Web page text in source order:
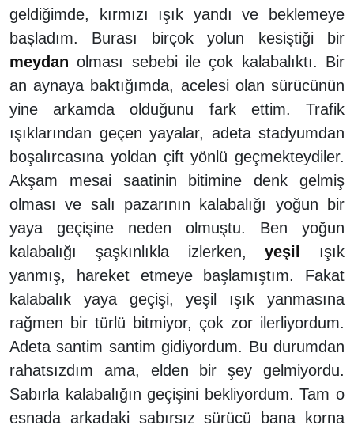
geldiğimde, kırmızı ışık yandı ve beklemeye
başladım. Burası birçok yolun kesiştiği bir
meydan olması sebebi ile çok kalabalıktı. Bir
an aynaya baktığımda, acelesi olan sürücünün
yine arkamda olduğunu fark ettim. Trafik
ışıklarından geçen yayalar, adeta stadyumdan
boşalırcasına yoldan çift yönlü geçmekteydiler.
Akşam mesai saatinin bitimine denk gelmiş
olması ve salı pazarının kalabalığı yoğun bir
yaya geçişine neden olmuştu. Ben yoğun
kalabalığı şaşkınlıkla izlerken,yeşil ışık
yanmış, hareket etmeye başlamıştım. Fakat
kalabalık yaya geçişi, yeşil ışık yanmasına
rağmen bir türlü bitmiyor, çok zor ilerliyordum.
Adeta santim santim gidiyordum. Bu durumdan
rahatsızdım ama, elden bir şey gelmiyordu.
Sabırla kalabalığın geçişini bekliyordum. Tam o
esnada arkadaki sabırsız sürücü bana korna